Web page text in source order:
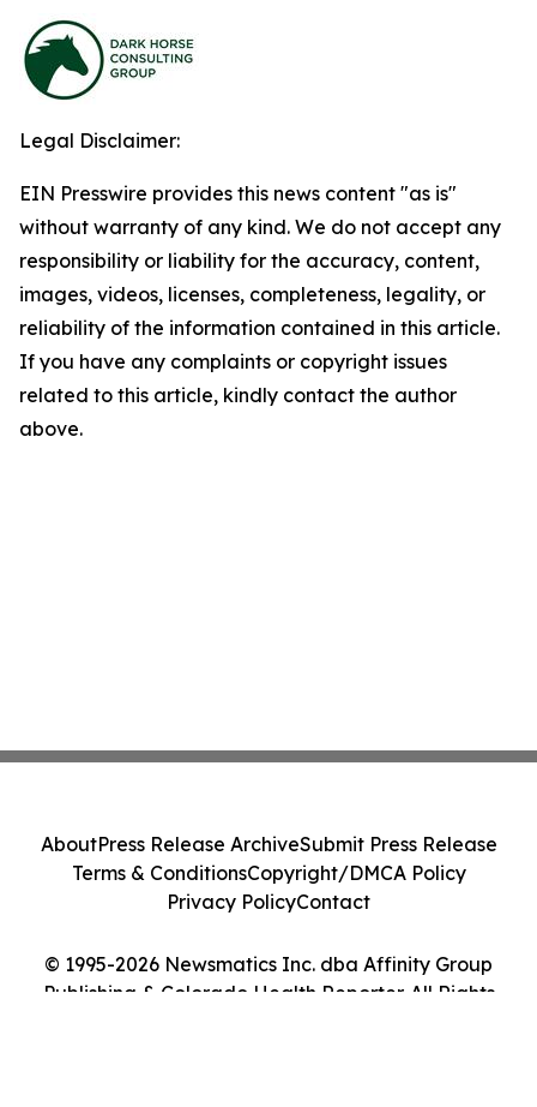
Legal Disclaimer:
EIN Presswire provides this news content "as is"
without warranty of any kind. We do not accept any
responsibility or liability for the accuracy, content,
images, videos, licenses, completeness, legality, or
reliability of the information contained in this article.
If you have any complaints or copyright issues
related to this article, kindly contact the author
above.
© 1995-2026 Newsmatics Inc. dba Affinity Group
Publishing & Colorado Health Reporter. All Rights
AboutPress Release ArchiveSubmit Press Release
Terms & ConditionsCopyright/DMCA Policy
Privacy PolicyContact